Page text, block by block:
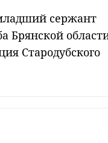
сержант
Брянской
Стародубского